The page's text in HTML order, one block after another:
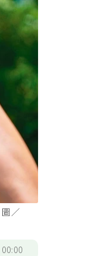
／
00:00